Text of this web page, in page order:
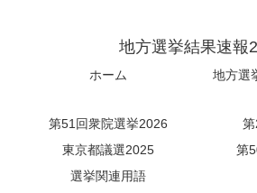
地方選挙結果速報
ホーム
地方選
第51回衆院選挙2026
東京都議選2025
第
選挙関連用語